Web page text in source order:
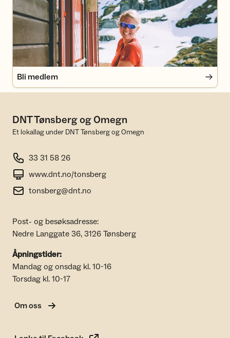
Bli medlem
DNT Tønsberg og Omegn
Et lokallag under DNT Tønsberg og Omegn
33 31 58 26
www.dnt.no/tonsberg
tonsberg@dnt.no
Post- og besøksadresse:
Nedre Langgate 36, 3126 Tønsberg
Åpningstider:
Mandag og onsdag kl. 10-16
Torsdag kl. 10-17
Om oss